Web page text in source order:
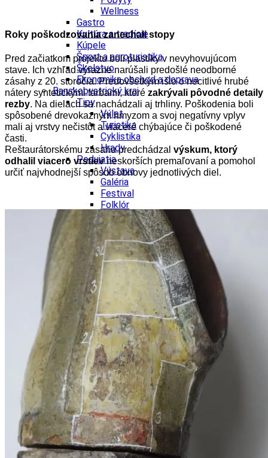
Wellness
Gastro
Kultúra a tradície
Kúpele
Šport a agroturistika
Školstvo
Ekonomika obchod a doprava
Banskobystrický kraj
Tipy
Výlet
Turistika
Cyklistika
Hrady
Podujatia
Výstava
Galéria
Festival
Folklór
Ubytovanie
Wellness
Gastro
Kaviarne
Kultúra a tradície
Kúpele
Šport a agroturistika
Školstvo
Ekonomika obchod a doprava
Košický kraj
Tipy
Výlet
Turistika
Cyklistika
Hrady
Podujatia
Výstava
Galéria
Divadlo
Folklór
Fašiangy
Ubytovanie
Roky poškodzovania zanechali stopy
Pred začiatkom projektu boli plastiky v nevyhovujúcom
stave. Ich vzhľad výrazne narúšali predošlé neodborné
zásahy z 20. storočia. Predovšetkým išlo o necitlivé hrubé
nátery syntetickými farbami, ktoré zakrývali pôvodné detaily
rezby. Na dielach sa nachádzali aj trhliny. Poškodenia boli
spôsobené drevokazným hmyzom a svoj negatívny vplyv
mali aj vrstvy nečistôt a viaceré chýbajúce či poškodené
časti.
Reštaurátorskému zásahu predchádzal výskum, ktorý
odhalil viacero vrstievneskorších premaľovaní a pomohol
určiť najvhodnejší spôsob obnovy jednotlivých diel.